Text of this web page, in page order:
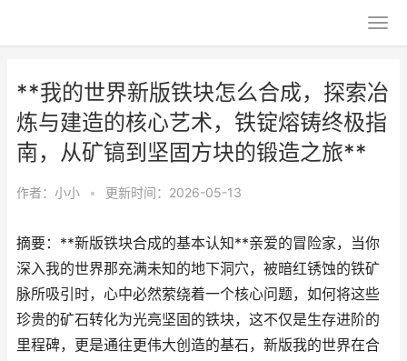
**我的世界新版铁块怎么合成，探索冶
炼与建造的核心艺术，铁锭熔铸终极指
南，从矿镐到坚固方块的锻造之旅**
作者： 小小 • 更新时间：2026-05-13
摘要：**新版铁块合成的基本认知**亲爱的冒险家，当你
深入我的世界那充满未知的地下洞穴，被暗红锈蚀的铁矿
脉所吸引时，心中必然萦绕着一个核心问题，如何将这些
珍贵的矿石转化为光亮坚固的铁块，这不仅是生存进阶的
里程碑，更是通往更伟大创造的基石，新版我的世界在合